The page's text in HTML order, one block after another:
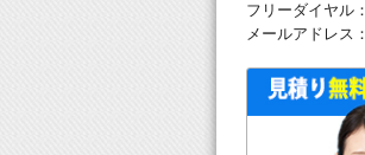
フリーダイヤル：
メールアドレス：